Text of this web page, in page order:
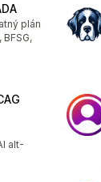
plán
alt-